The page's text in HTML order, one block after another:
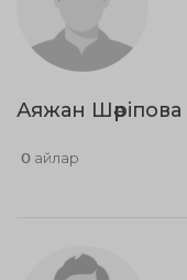
Аяжан Шәріпова
0 айлар